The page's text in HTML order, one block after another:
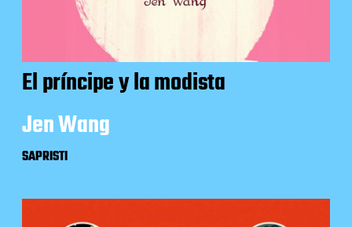
El príncipe y la modista
Jen Wang
SAPRISTI